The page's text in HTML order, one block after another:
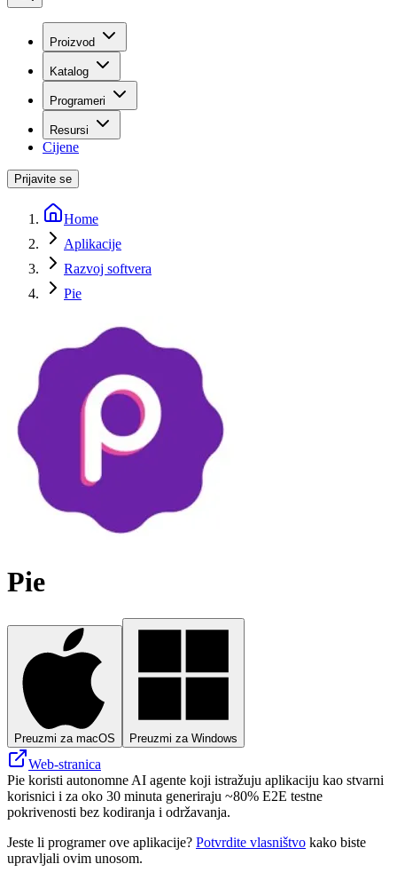
Proizvod
Katalog
Programeri
Resursi
Cijene
Prijavite se
Home
Aplikacije
Razvoj softvera
Pie
Pie
Preuzmi za macOS Preuzmi za Windows
Web-stranica
Pie koristi autonomne AI agente koji istražuju aplikaciju kao stvarni
korisnici i za oko 30 minuta generiraju ~80% E2E testne
pokrivenosti bez kodiranja i održavanja.
Jeste li programer ove aplikacije? Potvrdite vlasništvo kako biste
upravljali ovim unosom.